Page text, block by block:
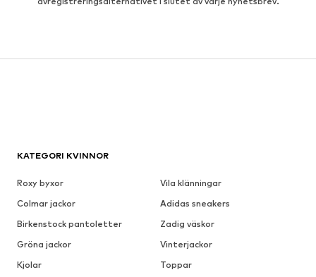
KATEGORI KVINNOR
Roxy byxor
Vila klänningar
Colmar jackor
Adidas sneakers
Birkenstock pantoletter
Zadig väskor
Gröna jackor
Vinterjackor
Kjolar
Toppar